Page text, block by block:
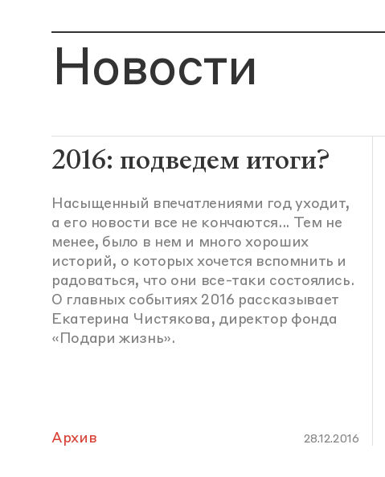
Новости
2016: подведем итоги?
Насыщенный впечатлениями год уходит,
а его новости все не кончаются... Тем не
менее, было в нем и много хороших
историй, о которых хочется вспомнить и
радоваться, что они все-таки состоялись.
О главных событиях 2016 рассказывает
Екатерина Чистякова, директор фонда
«Подари жизнь».
Архив 28.12.2016